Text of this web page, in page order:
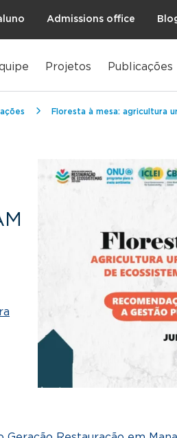
Admissions office
Projetos Publicações
Floresta à mesa: agricultura